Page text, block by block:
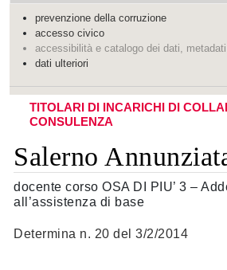
prevenzione della corruzione
accesso civico
accessibilità e catalogo dei dati,
dati ulteriori
TITOLARI DI INCARICHI DI
CONSULENZA
Salerno
docente corso OSA DI PIU’ 3 –
all’assistenza di base
Determina n. 20 del 3/2/2014